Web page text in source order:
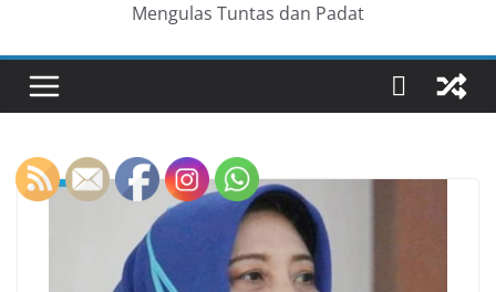
Mengulas Tuntas dan Padat